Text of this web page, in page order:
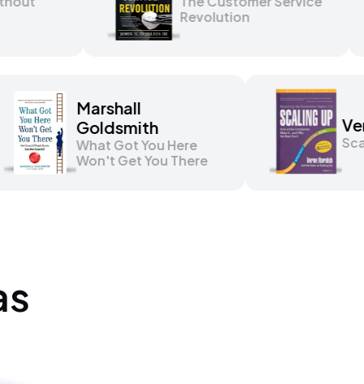
Got You Here
Get You There
Verne Harnish
Scaling Up